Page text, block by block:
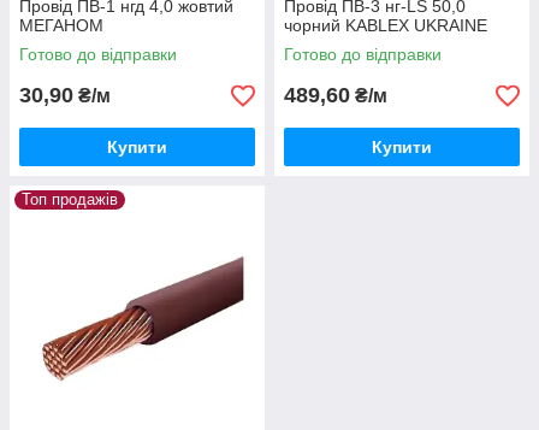
Провід ПВ-1 нгд 4,0 жовтий
МЕГАНОМ
Готово до відправки
30,90 ₴/м
Купити
Провід ПВ-3 нг-LS 50,0
чорний KABLEX UKRAINE
Готово до відправки
489,60 ₴/м
Купити
Топ продажів